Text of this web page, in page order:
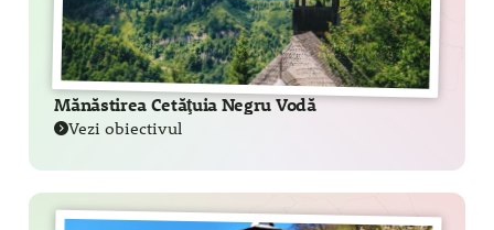
Mănăstirea Cetăţuia Negru Vodă
Vezi obiectivul